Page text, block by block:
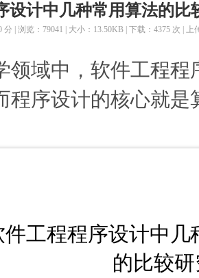
设计中几种常用算法的比
分 | 浏览：79041 | 大小：13.50KB | 下载：4375 次 | 上
领域中，软件工程程
程序设计的核心就是